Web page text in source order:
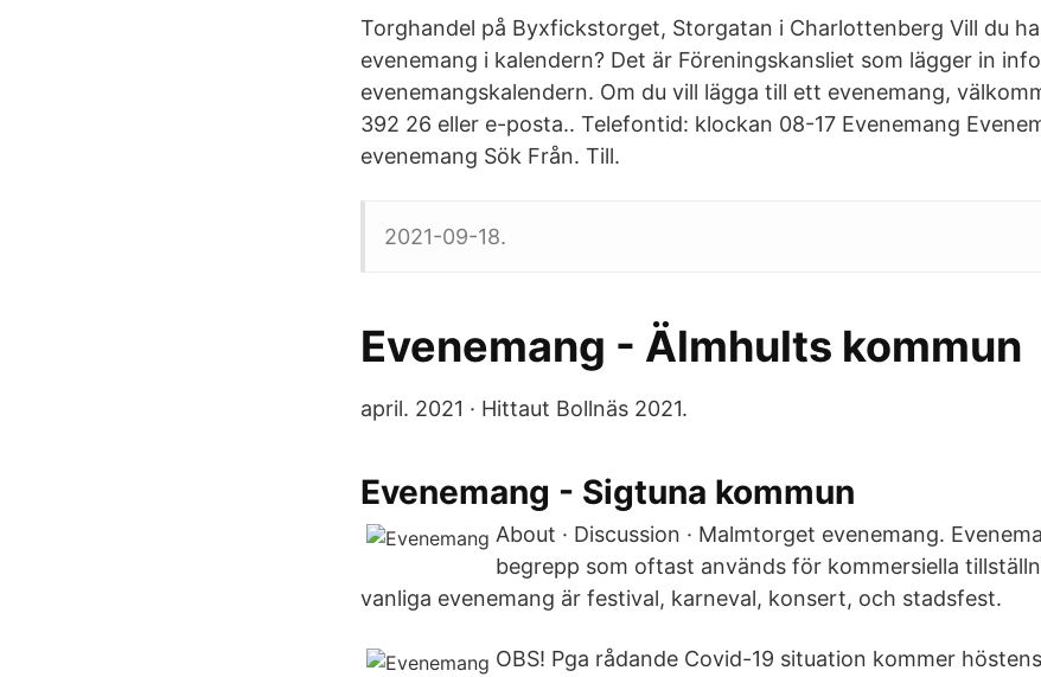
Torghandel på Byxfickstorget, Storgatan i Charlottenberg Vill du
evenemang i kalendern? Det är Föreningskansliet som lägger in
evenemangskalendern. Om du vill lägga till ett evenemang,
392 26 eller e-posta.. Telefontid: klockan 08-17 Evenemang
evenemang Sök Från. Till.
2021-09-18.
Evenemang - Älmhults kommun
april. 2021 · Hittaut Bollnäs 2021.
Evenemang - Sigtuna kommun
About · Discussion · Malmtorget evenemang.
begrepp som oftast används för kommersiella
vanliga evenemang är festival, karneval, konsert, och stadsfest.
OBS! Pga rådande Covid-19 situation kommer